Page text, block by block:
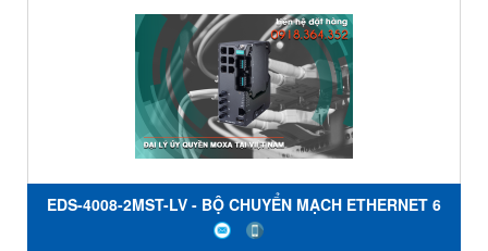
EDS-4008-2MST-LV - BỘ CHUYỂN MẠCH ETHERNET 6
CỔNG 10 / 100BaseT (X) - 2 CỔNG ĐA CHẾ ĐỘ